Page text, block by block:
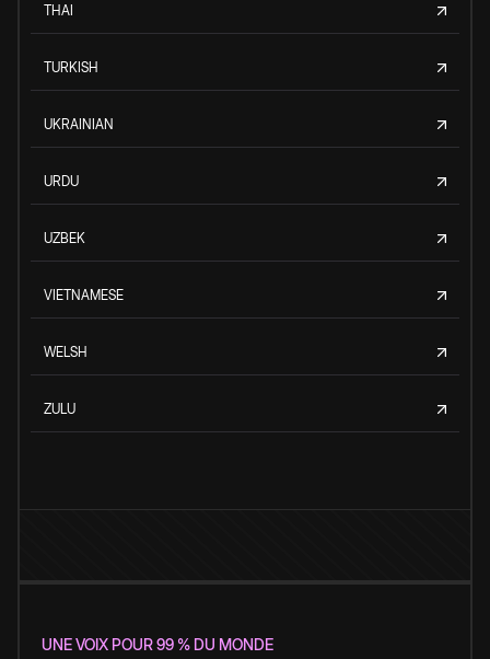
THAI
TURKISH
UKRAINIAN
URDU
UZBEK
VIETNAMESE
WELSH
ZULU
UNE VOIX POUR 99 % DU MONDE